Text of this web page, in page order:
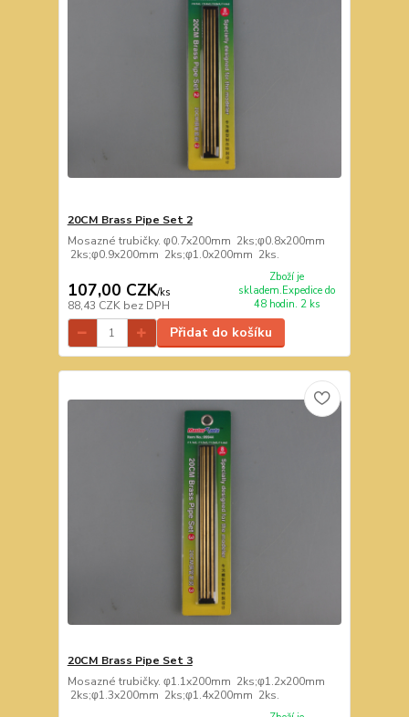
20CM Brass Pipe Set 2
Mosazné trubičky. φ0.7x200mm 2ks;φ0.8x200mm
2ks;φ0.9x200mm 2ks;φ1.0x200mm 2ks.
107,00 CZK/ks
88,43 CZK bez DPH
Zboží je
skladem.Expedice do
48 hodin. 2 ks
Přidat do košíku
20CM Brass Pipe Set 3
Mosazné trubičky. φ1.1x200mm 2ks;φ1.2x200mm
2ks;φ1.3x200mm 2ks;φ1.4x200mm 2ks.